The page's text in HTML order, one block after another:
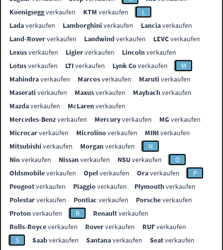
Koenigseggverkaufen KTM verkaufen
L
Ladaverkaufen Lamborghini verkaufen Lanciaverkaufen
Land-Roververkaufen Landwindverkaufen LEVCverkaufen
Lexusverkaufen Ligierverkaufen Lincolnverkaufen
Lotusverkaufen LTIverkaufen Lynk Coverkaufen
M
Mahindraverkaufen Marcosverkaufen Maruti verkaufen
Maserati verkaufen Maxusverkaufen Maybachverkaufen
Mazdaverkaufen McLarenverkaufen
Mercedes-Benzverkaufen Mercuryverkaufen MGverkaufen
Microcarverkaufen Microlinoverkaufen MINIverkaufen
Mitsubishi verkaufen Morganverkaufen
N
Nioverkaufen Nissanverkaufen NSUverkaufen
O
Oldsmobileverkaufen Opelverkaufen Oraverkaufen
P
Peugeotverkaufen Piaggioverkaufen Plymouthverkaufen
Polestarverkaufen Pontiac verkaufen Porscheverkaufen
Protonverkaufen R Renaultverkaufen
Rolls-Royceverkaufen Roververkaufen RUFverkaufen
S
Saabverkaufen Santanaverkaufen Seatverkaufen